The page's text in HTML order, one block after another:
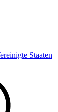
Staaten